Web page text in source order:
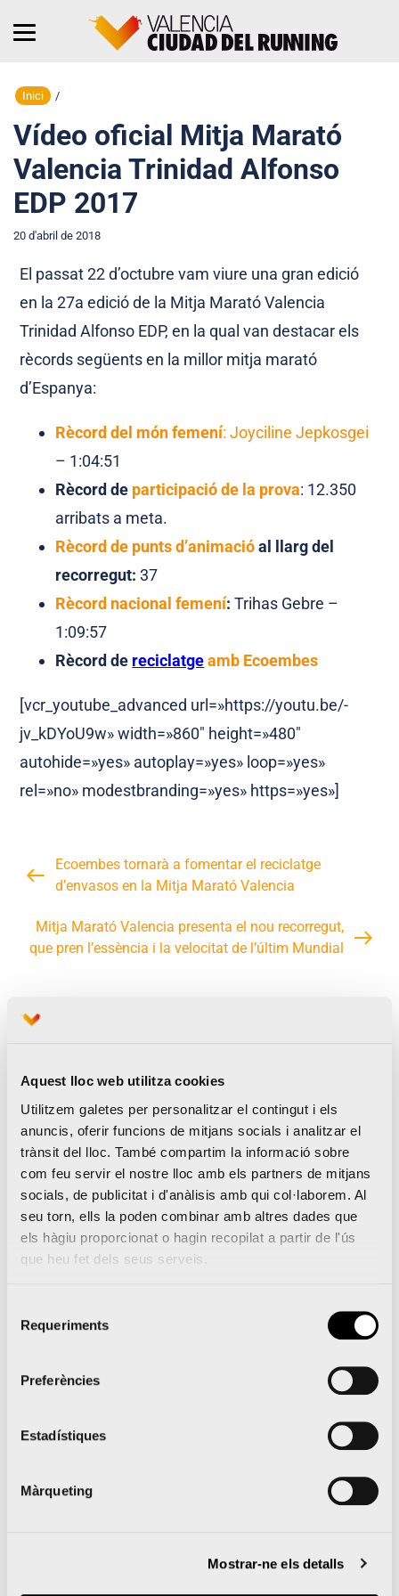
Aquest lloc web utilitza cookies
Utilitzem galetes per personalitzar el contingut i els
anuncis, oferir funcions de mitjans socials i analitzar el
trànsit del lloc. També compartim la informació sobre
com feu servir el nostre lloc amb els partners de mitjans
socials, de publicitat i d'anàlisis amb qui col·laborem. Al
seu torn, ells la poden combinar amb altres dades que
els hàgiu proporcionat o hagin recopilat a partir de l'ús
que heu fet dels seus serveis.
Requeriments
Preferències
Estadístiques
Màrqueting
Mostrar-ne els detalls
Inici /
Vídeo oficial Mitja Marató
Valencia Trinidad Alfonso
EDP 2017
20 d'abril de 2018
El passat 22 d’octubre vam viure una gran edició
en la 27a edició de la Mitja Marató Valencia
Trinidad Alfonso EDP, en la qual van destacar els
rècords següents en la millor mitja marató
d’Espanya:
Rècord del món femení: Joyciline Jepkosgei
– 1:04:51
Rècord de participació de la prova: 12.350
arribats a meta.
Rècord de punts d’animacióal llarg del
recorregut: 37
Rècord nacional femení: Trihas Gebre –
1:09:57
Rècord de reciclatgeamb Ecoembes
[vcr_youtube_advanced url=»https://youtu.be/-
jv_kDYoU9w» width=»860″ height=»480″
autohide=»yes» autoplay=»yes» loop=»yes»
rel=»no» modestbranding=»yes» https=»yes»]
Ecoembes tornarà a fomentar el reciclatge
d’envasos en la Mitja Marató Valencia
Mitja Marató Valencia presenta el nou recorregut,
que pren l’essència i la velocitat de l’últim Mundial
El Medio Maratón Valencia
y Oysho se unen para
llevar la prueba al
siguiente nivel